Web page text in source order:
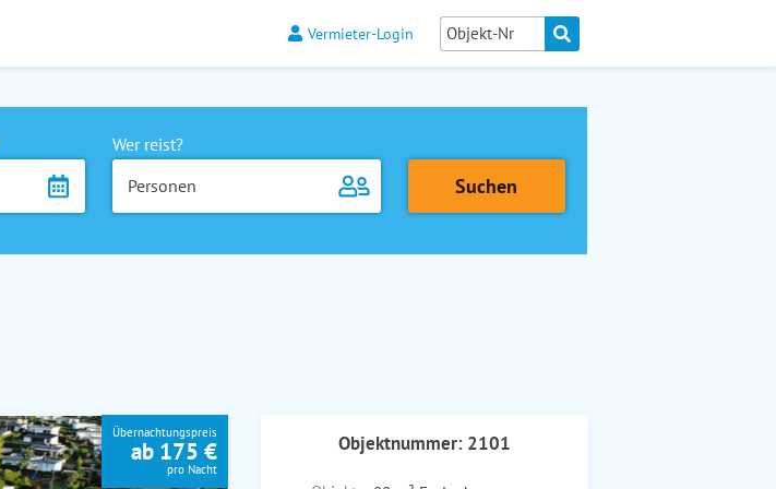
Vermieter-Login
Wer reist?
Personen
Übernachtungspreis
ab 175 €
pro Nacht
Objektnummer: 2101